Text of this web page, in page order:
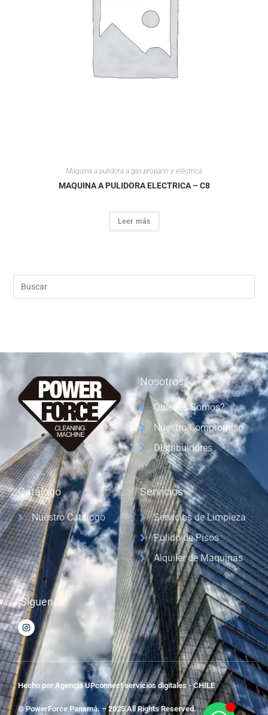
Máquina a pulidora a gas propano y eléctrica
MAQUINA A PULIDORA ELECTRICA – C8
Leer más
Nosotros
Quienes Somos?
Nuestro Compromiso
Distribuidores
Catálogo
Nuestro Catálogo
Servicios
Servicios de Limpieza
Pulido de Pisos
Alquiler de Maquinas
¡Síguenos!
Hecho por Agencia UPconnect servicios digitales - CHILE
© PowerForce Panamá. – 2025 All Rights Reserved.